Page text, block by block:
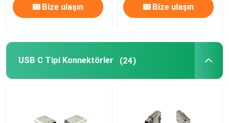
Bize ulaşın Bize ulaşın
USB C Tipi Konnektörler (24)